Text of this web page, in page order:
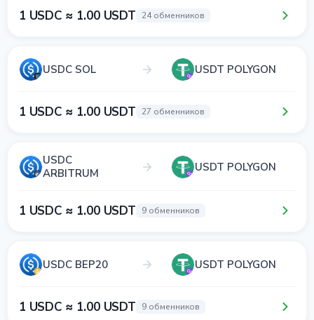
1 USDC ≈ 1.00 USDT 24 обменников
USDC SOL USDT POLYGON
1 USDC ≈ 1.00 USDT 27 обменников
USDC
ARBITRUM
USDT POLYGON
1 USDC ≈ 1.00 USDT 9 обменников
USDC BEP20 USDT POLYGON
1 USDC ≈ 1.00 USDT 9 обменников